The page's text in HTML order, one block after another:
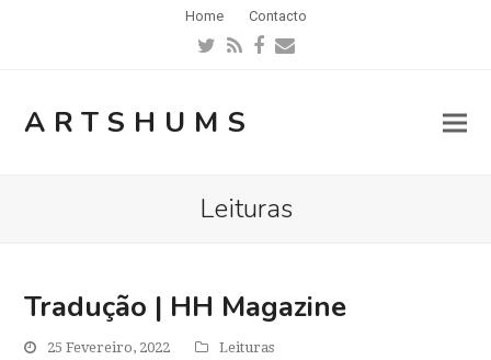
Home Contacto
Twitter
RSSFacebook
Email
ARTSHUMS
Leituras
Tradução | HH Magazine
25 Fevereiro, 2022 Leituras